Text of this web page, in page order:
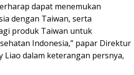
dapat menemukan
dengan Taiwan, serta
produk Taiwan untuk
Indonesia,” papar Direktur
Liao dalam keterangan persnya,